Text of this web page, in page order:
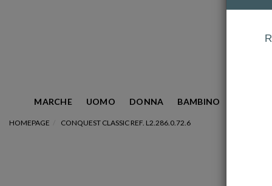
MARCHE UOMO DONNA BAMBINO
HOMEPAGE CONQUEST CLASSIC REF. L2.286.0.72.6